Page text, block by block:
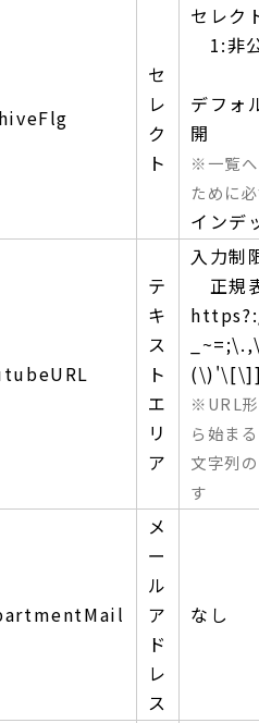
セ
レ
ク
ト
セレク
1:非
デフォ
開
※一覧
ために
インデ
テ
キ
ス
ト
エ
リ
ア
入力制
正規
※URL
ら始ま
文字列
す
メ
ー
ル
ア
ド
レ
ス
なし